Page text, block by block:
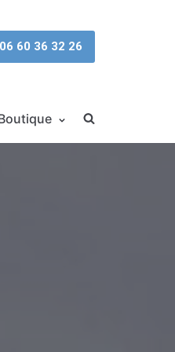
06 60 36 32 26